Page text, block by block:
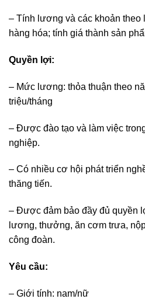
– Tính lương và các khoản
hàng hóa; tính giá thành sản
Quyền lợi:
– Mức lương: thỏa thuận theo
triệu/tháng
– Được đào tạo và làm việc
nghiệp.
– Có nhiều cơ hội phát triển
thăng tiến.
– Được đảm bảo đầy đủ quyền
lương, thưởng, ăn cơm trưa,
công đoàn.
Yêu cầu:
– Giới tính: nam/nữ